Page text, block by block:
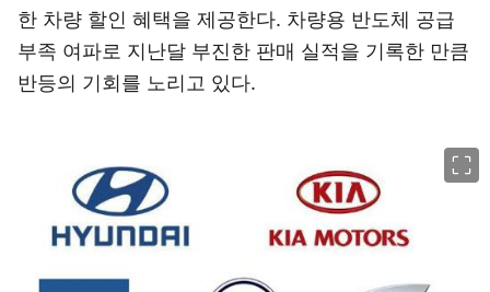
한 차량 할인 혜택을 제공한다. 차량용 반도체 공급
부족 여파로 지난달 부진한 판매 실적을 기록한 만큼
반등의 기회를 노리고 있다.